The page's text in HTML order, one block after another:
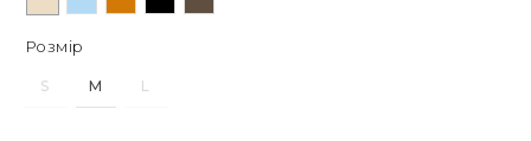
Розмір
S M L